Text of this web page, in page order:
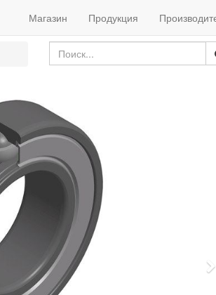
Магазин Продукция